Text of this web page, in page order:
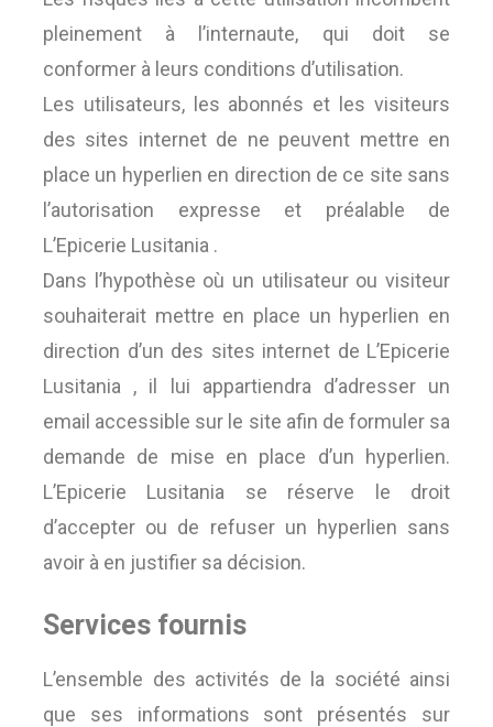
pleinement à l’internaute, qui doit se
conformer à leurs conditions d’utilisation.
Les utilisateurs, les abonnés et les visiteurs
des sites internet de ne peuvent mettre en
place un hyperlien en direction de ce site sans
l’autorisation expresse et préalable de
L’Epicerie Lusitania .
Dans l’hypothèse où un utilisateur ou visiteur
souhaiterait mettre en place un hyperlien en
direction d’un des sites internet de L’Epicerie
Lusitania , il lui appartiendra d’adresser un
email accessible sur le site afin de formuler sa
demande de mise en place d’un hyperlien.
L’Epicerie Lusitania se réserve le droit
d’accepter ou de refuser un hyperlien sans
avoir à en justifier sa décision.
Services fournis
L’ensemble des activités de la société ainsi
que ses informations sont présentés sur